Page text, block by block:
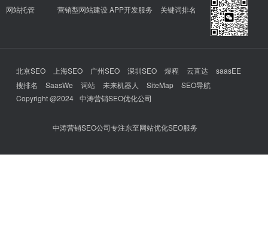
网站托管
营销型网站建设APP开发服务
关键词排名
北京SEO 上海SEO 广州SEO 深圳SEO 煜程 云直达
saasEE
搜排名
SaasWe 词站 未来机器人 SiteMap
SEO导航
Copyright @2024 中涛营销SEO优化公司
中涛营销SEO公司专注东至网站优化SEO服务